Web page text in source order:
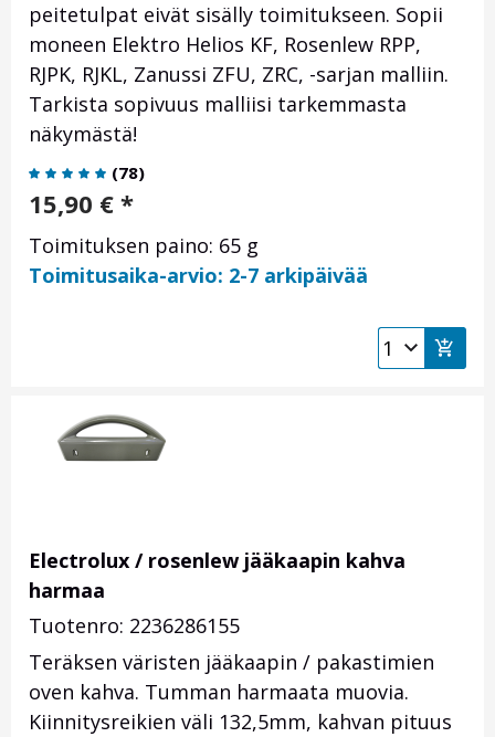
peitetulpat eivät sisälly toimitukseen. Sopii
moneen Elektro Helios KF, Rosenlew RPP,
RJPK, RJKL, Zanussi ZFU, ZRC, -sarjan malliin.
Tarkista sopivuus malliisi tarkemmasta
näkymästä!
(78)
15,90 € *
Toimituksen paino: 65 g
Toimitusaika-arvio: 2-7 arkipäivää
Electrolux / rosenlew jääkaapin kahva
harmaa
Tuotenro: 2236286155
Teräksen väristen jääkaapin / pakastimien
oven kahva. Tumman harmaata muovia.
Kiinnitysreikien väli 132,5mm, kahvan pituus